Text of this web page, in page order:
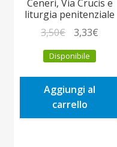
Ceneri, Via Crucis e
liturgia penitenziale
3,50€
prezzo
originale
era:
3,50€.
3,33€
è:
Disponibile
Aggiungi al
carrello